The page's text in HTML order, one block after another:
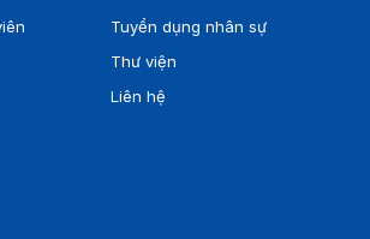
Tuyển dụng nhân sự
Thư viện
Liên hệ